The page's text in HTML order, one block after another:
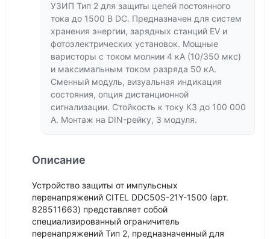
УЗИП Тип 2 для защиты цепей постоянного
тока до 1500 В DC. Предназначен для систем
хранения энергии, зарядных станций EV и
фотоэлектрических установок. Мощные
варисторы с током молнии 4 кА (10/350 мкс)
и максимальным током разряда 50 кА.
Сменный модуль, визуальная индикация
состояния, опция дистанционной
сигнализации. Стойкость к току КЗ до 100 000
А. Монтаж на DIN-рейку, 3 модуля.
Описание
Устройство защиты от импульсных
перенапряжений CITEL DDC50S-21Y-1500 (арт.
828511663) представляет собой
специализированный ограничитель
перенапряжений Тип 2, предназначенный для